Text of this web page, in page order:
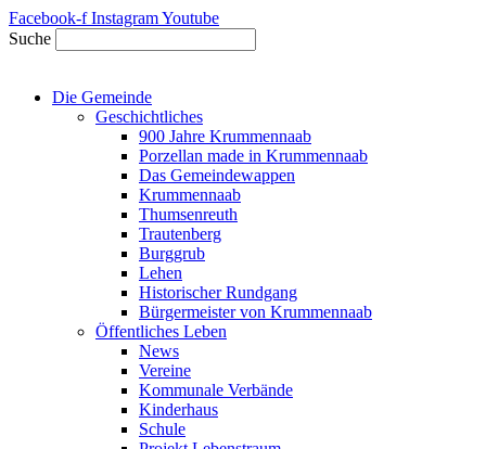
Zum
Inhalt
springen
Facebook-f InstagramYoutube
Suche
Die Gemeinde
Geschichtliches
900 Jahre Krummennaab
Porzellan made in Krummennaab
Das Gemeindewappen
Krummennaab
Thumsenreuth
Trautenberg
Burggrub
Lehen
Historischer Rundgang
Bürgermeister von Krummennaab
Öffentliches Leben
News
Vereine
Kommunale Verbände
Kinderhaus
Schule